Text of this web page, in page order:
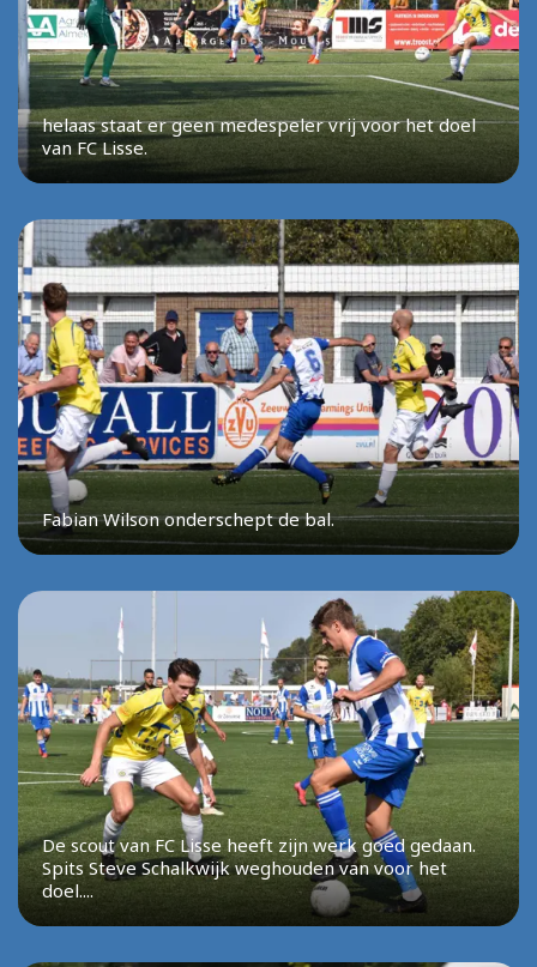
helaas staat er geen medespeler vrij voor het doel
van FC Lisse.
Fabian Wilson onderschept de bal.
De scout van FC Lisse heeft zijn werk goed gedaan.
Spits Steve Schalkwijk weghouden van voor het
doel....